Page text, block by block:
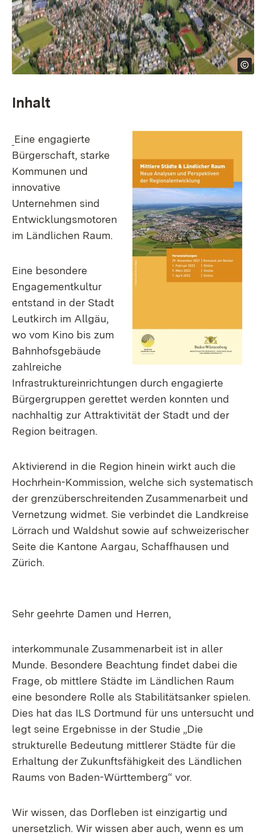
Inhalt
Eine engagierte
Bürgerschaft, starke
Kommunen und
innovative
Unternehmen sind
Entwicklungsmotoren
im Ländlichen Raum.
Eine besondere
Engagementkultur
entstand in der Stadt
Leutkirch im Allgäu,
wo vom Kino bis zum
Bahnhofsgebäude
zahlreiche
Infrastruktureinrichtungen durch engagierte
Bürgergruppen gerettet werden konnten und
nachhaltig zur Attraktivität der Stadt und der
Region beitragen.
Aktivierend in die Region hinein wirkt auch die
Hochrhein-Kommission, welche sich systematisch
der grenzüberschreitenden Zusammenarbeit und
Vernetzung widmet. Sie verbindet die Landkreise
Lörrach und Waldshut sowie auf schweizerischer
Seite die Kantone Aargau, Schaffhausen und
Zürich.
Sehr geehrte Damen und Herren,
interkommunale Zusammenarbeit ist in aller
Munde. Besondere Beachtung findet dabei die
Frage, ob mittlere Städte im Ländlichen Raum
eine besondere Rolle als Stabilitätsanker spielen.
Dies hat das ILS Dortmund für uns untersucht und
legt seine Ergebnisse in der Studie „Die
strukturelle Bedeutung mittlerer Städte für die
Erhaltung der Zukunftsfähigkeit des Ländlichen
Raums von Baden-Württemberg“ vor.
Wir wissen, das Dorfleben ist einzigartig und
unersetzlich. Wir wissen aber auch, wenn es um